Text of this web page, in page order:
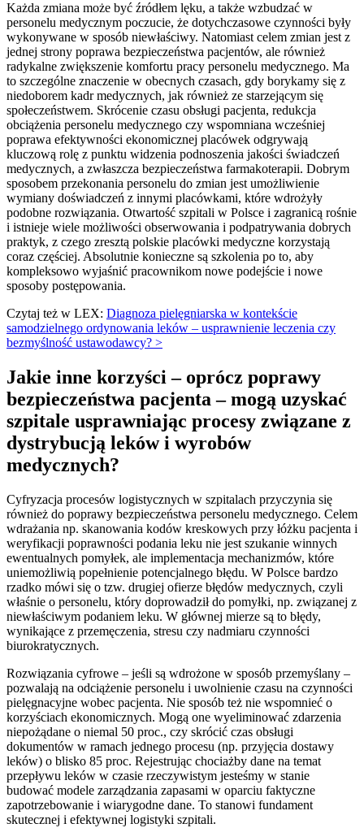
Każda zmiana może być źródłem lęku, a także wzbudzać w
personelu medycznym poczucie, że dotychczasowe czynności były
wykonywane w sposób niewłaściwy. Natomiast celem zmian jest z
jednej strony poprawa bezpieczeństwa pacjentów, ale również
radykalne zwiększenie komfortu pracy personelu medycznego. Ma
to szczególne znaczenie w obecnych czasach, gdy borykamy się z
niedoborem kadr medycznych, jak również ze starzejącym się
społeczeństwem. Skrócenie czasu obsługi pacjenta, redukcja
obciążenia personelu medycznego czy wspomniana wcześniej
poprawa efektywności ekonomicznej placówek odgrywają
kluczową rolę z punktu widzenia podnoszenia jakości świadczeń
medycznych, a zwłaszcza bezpieczeństwa farmakoterapii. Dobrym
sposobem przekonania personelu do zmian jest umożliwienie
wymiany doświadczeń z innymi placówkami, które wdrożyły
podobne rozwiązania. Otwartość szpitali w Polsce i zagranicą rośnie
i istnieje wiele możliwości obserwowania i podpatrywania dobrych
praktyk, z czego zresztą polskie placówki medyczne korzystają
coraz częściej. Absolutnie konieczne są szkolenia po to, aby
kompleksowo wyjaśnić pracownikom nowe podejście i nowe
sposoby postępowania.
Czytaj też w LEX: Diagnoza pielęgniarska w kontekście
samodzielnego ordynowania leków – usprawnienie leczenia czy
bezmyślność ustawodawcy? >
Jakie inne korzyści – oprócz poprawy
bezpieczeństwa pacjenta – mogą uzyskać
szpitale usprawniając procesy związane z
dystrybucją leków i wyrobów
medycznych?
Cyfryzacja procesów logistycznych w szpitalach przyczynia się
również do poprawy bezpieczeństwa personelu medycznego. Celem
wdrażania np. skanowania kodów kreskowych przy łóżku pacjenta i
weryfikacji poprawności podania leku nie jest szukanie winnych
ewentualnych pomyłek, ale implementacja mechanizmów, które
uniemożliwią popełnienie potencjalnego błędu. W Polsce bardzo
rzadko mówi się o tzw. drugiej ofierze błędów medycznych, czyli
właśnie o personelu, który doprowadził do pomyłki, np. związanej z
niewłaściwym podaniem leku. W głównej mierze są to błędy,
wynikające z przemęczenia, stresu czy nadmiaru czynności
biurokratycznych.
Rozwiązania cyfrowe – jeśli są wdrożone w sposób przemyślany –
pozwalają na odciążenie personelu i uwolnienie czasu na czynności
pielęgnacyjne wobec pacjenta. Nie sposób też nie wspomnieć o
korzyściach ekonomicznych. Mogą one wyeliminować zdarzenia
niepożądane o niemal 50 proc., czy skrócić czas obsługi
dokumentów w ramach jednego procesu (np. przyjęcia dostawy
leków) o blisko 85 proc. Rejestrując chociażby dane na temat
przepływu leków w czasie rzeczywistym jesteśmy w stanie
budować modele zarządzania zapasami w oparciu faktyczne
zapotrzebowanie i wiarygodne dane. To stanowi fundament
skutecznej i efektywnej logistyki szpitali.